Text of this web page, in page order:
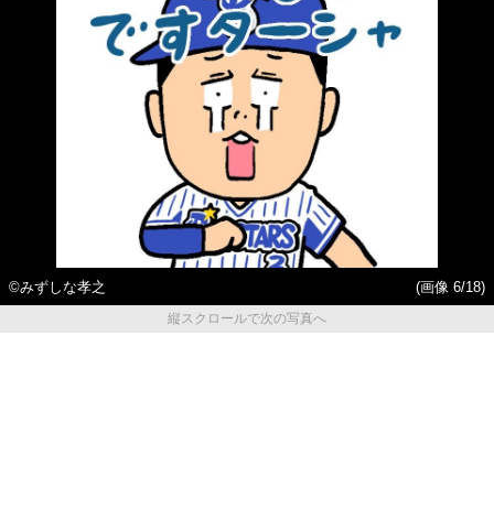
©みずしな孝之
(画像 6/18)
縦スクロールで次の写真へ